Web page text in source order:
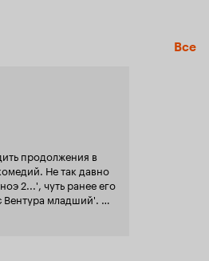
Все
продолжения в
Не так давно
2...', чуть ранее его
младший'. Да
известных, для
названных мною